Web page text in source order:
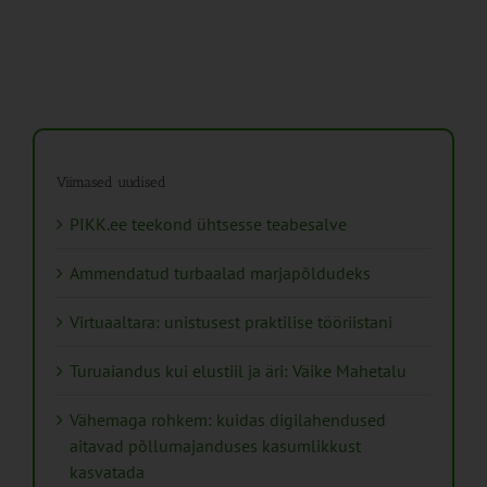
Viimased uudised
PIKK.ee teekond ühtsesse teabesalve
Ammendatud turbaalad marjapõldudeks
Virtuaaltara: unistusest praktilise tööriistani
Turuaiandus kui elustiil ja äri: Väike Mahetalu
Vähemaga rohkem: kuidas digilahendused
aitavad põllumajanduses kasumlikkust
kasvatada